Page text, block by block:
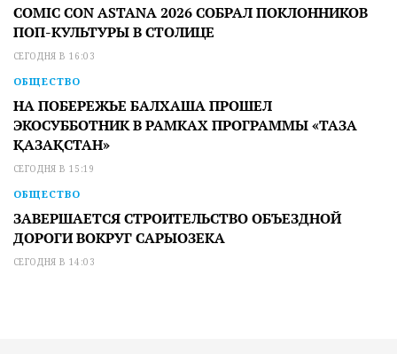
COMIC CON ASTANA 2026 СОБРАЛ ПОКЛОННИКОВ
ПОП-КУЛЬТУРЫ В СТОЛИЦЕ
СЕГОДНЯ В 16:03
ОБЩЕСТВО
НА ПОБЕРЕЖЬЕ БАЛХАША ПРОШЕЛ
ЭКОСУББОТНИК В РАМКАХ ПРОГРАММЫ «ТАЗА
ҚАЗАҚСТАН»
СЕГОДНЯ В 15:19
ОБЩЕСТВО
ЗАВЕРШАЕТСЯ СТРОИТЕЛЬСТВО ОБЪЕЗДНОЙ
ДОРОГИ ВОКРУГ САРЫОЗЕКА
СЕГОДНЯ В 14:03